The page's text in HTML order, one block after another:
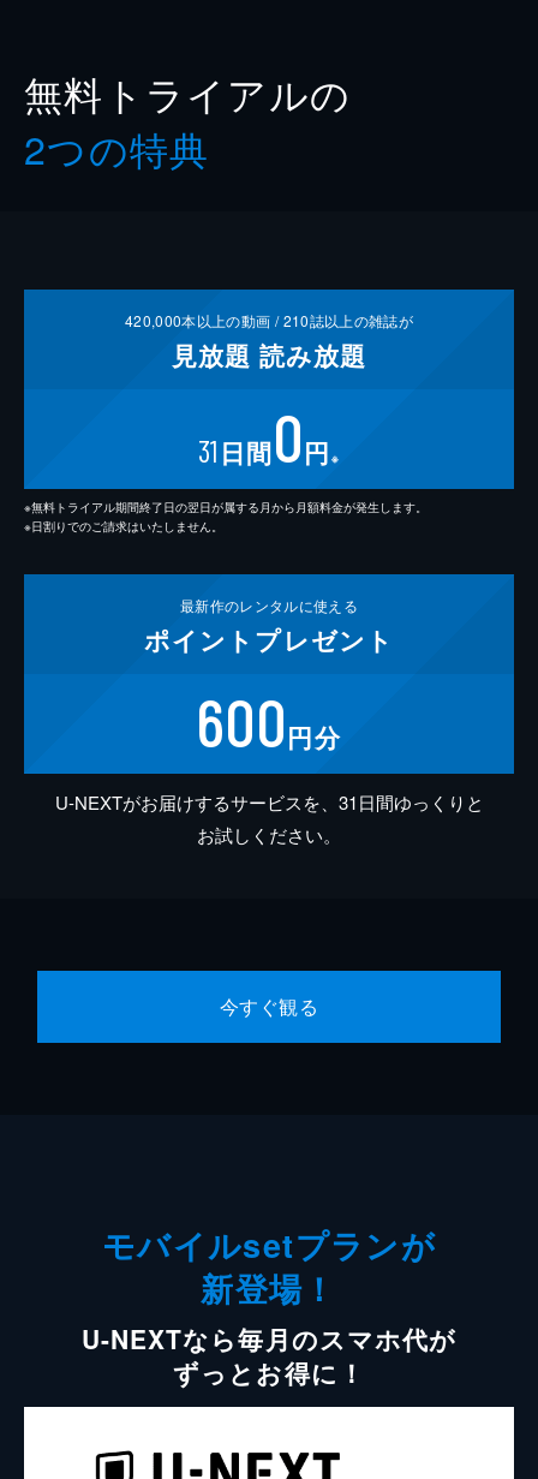
無料トライアルの
2つの特典
420,000本以上の動画 /210誌以上の雑誌が
見放題 読み放題
31 日間0円 ※
※無料トライアル期間終了日の翌日が属する月から月額料金が発生します。
※日割りでのご請求はいたしません。
最新作のレンタルに使える
ポイント プレゼント
600円分
U-NEXTがお届けするサービスを、31日間ゆっくりと
お試しください。
今すぐ観る
モバイルsetプランが
新登場！
U-NEXTなら毎月のスマホ代が
ずっとお得に！